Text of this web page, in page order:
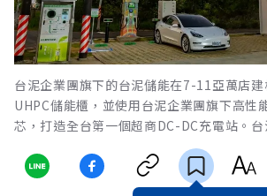
台泥企業團旗下的台泥儲能在7-11亞萬店
UHPC儲能櫃，並使用台泥企業團旗下高性
芯，打造全台第一個超商DC-DC充電站。台